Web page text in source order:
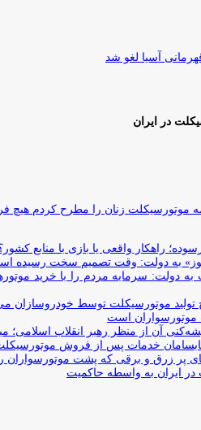
آسیا لغو شد
در ایران
موتورسیکلت زنان را مطرح کردم هیچ
یا بازی با منابع کشور؟ / جایگزینی کامل فرسوده‌ها با
به دولت: وقت تصمیم سخت رسیده
دولت: سرمایه مردم را با خرید
موتورسیکلت توسط خودروسازان
موتورسواران است
آن از منظر رهبر انقلاب اسلامی؛
خدمات پس از فروش
پر زرق‌ و برقی که پشت موتورسواران
در ایران به واسطه حاکمیت